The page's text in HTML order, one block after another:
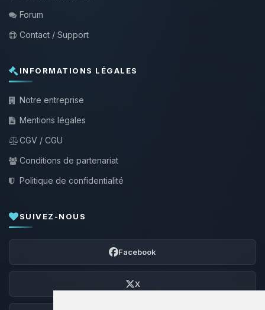
Forum
Contact / Support
INFORMATIONS LÉGALES
Notre entreprise
Mentions légales
CGV / CGU
Conditions de partenariat
Politique de confidentialité
SUIVEZ-NOUS
Facebook
X